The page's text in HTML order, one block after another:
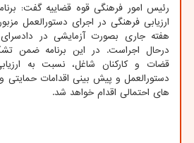
رئیس امور فرهنگی قوه قضاییه گفت:
ارزیابی فرهنگی در اجرای دستورالعمل
هفته جاری بصورت آزمایشی در
درحال اجراست. در این برنامه ضمن
قضات و کارکنان شاغل، نسبت به
دستورالعمل و پیش بینی اقدامات
های احتمالی اقدام خواهد شد.